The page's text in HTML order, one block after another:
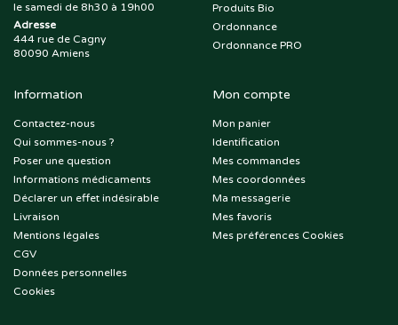
le samedi de 8h30 à 19h00
Adresse
444 rue de Cagny
80090 Amiens
Produits Bio
Ordonnance
Ordonnance PRO
Information
Contactez-nous
Qui sommes-nous ?
Poser une question
Informations médicaments
Déclarer un effet indésirable
Livraison
Mentions légales
CGV
Données personnelles
Cookies
Mon compte
Mon panier
Identification
Mes commandes
Mes coordonnées
Ma messagerie
Mes favoris
Mes préférences Cookies